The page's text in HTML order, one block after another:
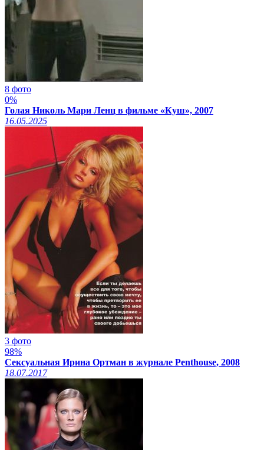
8 фото
0%
Голая Николь Мари Ленц в фильме «Куш», 2007
16.05.2025
3 фото
98%
Сексуальная Ирина Ортман в журнале Penthouse, 2008
18.07.2017